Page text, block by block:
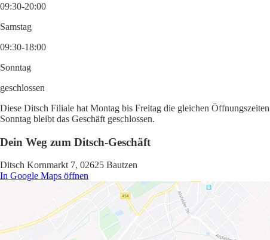
09:30-20:00
Samstag
09:30-18:00
Sonntag
geschlossen
Diese Ditsch Filiale hat Montag bis Freitag die gleichen
Sonntag bleibt das Geschäft geschlossen.
Dein Weg zum Ditsch-Geschäft
Ditsch Kornmarkt 7, 02625 Bautzen
In Google Maps öffnen